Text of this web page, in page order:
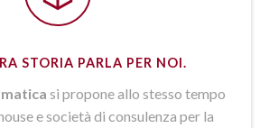
STORIA PARLA PER NOI.
si propone allo stesso tempo
e società di consulenza per la